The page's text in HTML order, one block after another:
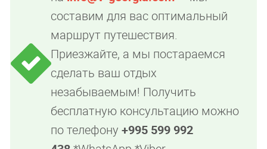
составим для вас оптимальный
маршрут путешествия.
Приезжайте, а мы постараемся
сделать ваш отдых
незабываемым! Получить
бесплатную консультацию можно
по телефону +995 599 992